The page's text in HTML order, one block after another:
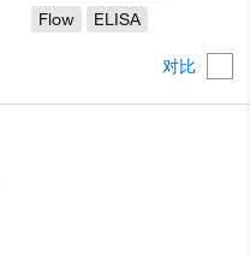
对比
Flow
ELISA